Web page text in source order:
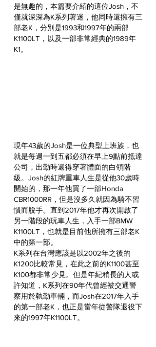
是無趣的，本篇要介紹的這位Josh，不
僅就深深為K系列著迷，他同時還擁有三
部老K，分別是1993和1997年的兩部
K1100LT，以及一部非常經典的1989年
K1。
現年43歲的Josh是一位典型上班族，也
就是每週一到五都必須在早上9點前抵達
公司，出勤時還得穿著體面的白領階
級。Josh的紅牌重車人生是從他30歲時
開始的，那一年他買了一部Honda
CBR1000RR，但是沒多久就因為騎不習
慣而脫手。直到2017年他才再次開啟了
另一階段的玩車人生，入手一部BMW
K1100LT，也就是目前他所擁有三部老K
中的第一部。
K系列在台灣應該是以2002年之後的
K1200比較常見，在此之前的K1100甚至
K100都非常少見。但是年紀稍長的人或
許知道，K系列在90年代曾經被交通警
察用於執勤車輛，而Josh在2017年入手
的第一部老K，也正是當年從警隊退役下
來的1997年K1100LT。